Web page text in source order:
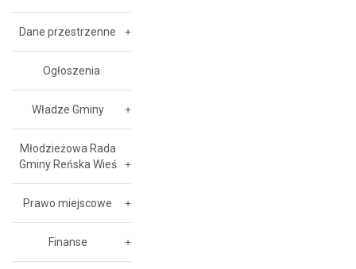
Dane przestrzenne
Ogłoszenia
Władze Gminy
Młodzieżowa Rada
Gminy Reńska Wieś
Prawo miejscowe
Finanse